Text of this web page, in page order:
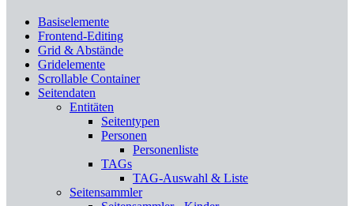
Basiselemente
Frontend-Editing
Grid & Abstände
Gridelemente
Scrollable Container
Seitendaten
Entitäten
Seitentypen
Personen
Personenliste
TAGs
TAG-Auswahl & Liste
Seitensammler